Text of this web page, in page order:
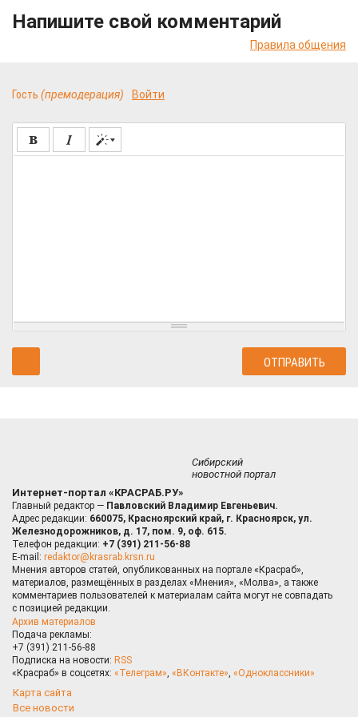
Напишите свой комментарий
Правила общения
Гость (премодерация) Войти
Сибирский
новостной портал
Интернет-портал «КРАСРАБ.РУ»
Главный редактор — Павловский Владимир Евгеньевич.
Адрес редакции: 660075, Красноярский край, г. Красноярск, ул.
Железнодорожников, д. 17, пом. 9, оф. 615.
Телефон редакции: +7 (391) 211-56-88
E-mail: redaktor@krasrab.krsn.ru
Мнения авторов статей, опубликованных на портале «Красраб»,
материалов, размещённых в разделах «Мнения», «Молва», а также
комментариев пользователей к материалам сайта могут не совпадать
с позицией редакции.
Архив материалов
Подача рекламы:
+7 (391) 211-56-88
Подписка на новости: RSS
«Красраб» в соцсетях: «Телеграм», «ВКонтакте», «Одноклассники»
Карта сайта
Все новости